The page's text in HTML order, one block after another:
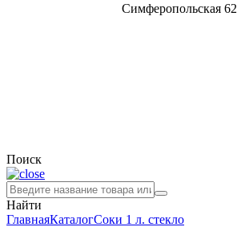
Симферопольская 62
Поиск
Найти
ГлавнаяКаталогСоки 1 л. стекло